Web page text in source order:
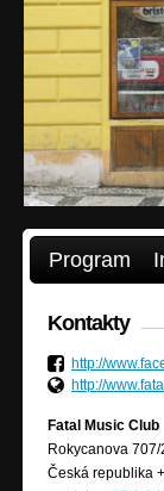
Program
Kontakty
http://
http://
Fatal Music Club
Rokycanova
Česká republika